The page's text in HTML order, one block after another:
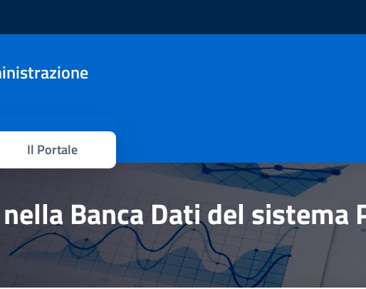
Il Portale
Banca Dati del sistema